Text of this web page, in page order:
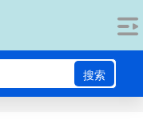
搜索